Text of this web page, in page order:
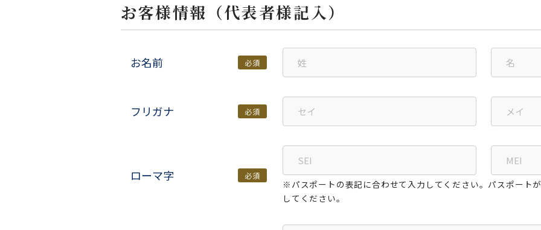
お客様情報（代表者様記入）
お名前 必須
フリガナ 必須
ローマ字 必須
※パスポートの表記に合わせて入力してください。パスポート
してください。